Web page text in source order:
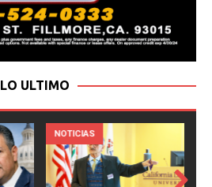
LO ULTIMO
NOTICIAS